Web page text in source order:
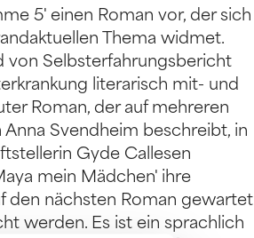
5' einen Roman vor, der sich
Thema widmet.
von Selbsterfahrungsbericht
literarisch mit- und
Roman, der auf mehreren
Svendheim beschreibt, in
Gyde Callesen
mein Mädchen' ihre
den nächsten Roman gewartet
werden. Es ist ein sprachlich